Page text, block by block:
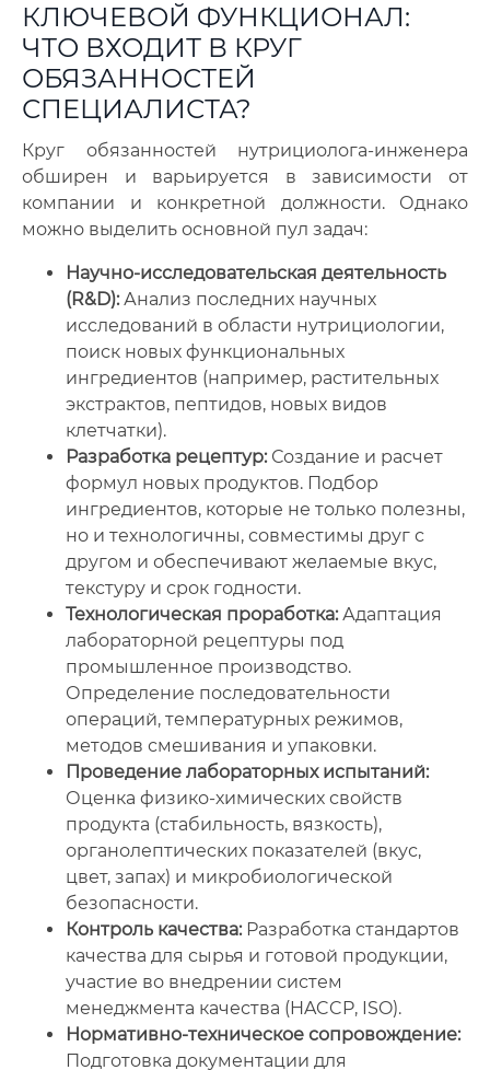
КЛЮЧЕВОЙ ФУНКЦИОНАЛ:
ЧТО ВХОДИТ В КРУГ
ОБЯЗАННОСТЕЙ
СПЕЦИАЛИСТА?
Круг обязанностей нутрициолога-инженера
обширен и варьируется в зависимости от
компании и конкретной должности. Однако
можно выделить основной пул задач:
Научно-исследовательская деятельность
(R&D):Анализ последних научных
исследований в области нутрициологии,
поиск новых функциональных
ингредиентов (например, растительных
экстрактов, пептидов, новых видов
клетчатки).
Разработка рецептур:Создание и расчет
формул новых продуктов. Подбор
ингредиентов, которые не только полезны,
но и технологичны, совместимы друг с
другом и обеспечивают желаемые вкус,
текстуру и срок годности.
Технологическая проработка:Адаптация
лабораторной рецептуры под
промышленное производство.
Определение последовательности
операций, температурных режимов,
методов смешивания и упаковки.
Проведение лабораторных испытаний:
Оценка физико-химических свойств
продукта (стабильность, вязкость),
органолептических показателей (вкус,
цвет, запах) и микробиологической
безопасности.
Контроль качества:Разработка стандартов
качества для сырья и готовой продукции,
участие во внедрении систем
менеджмента качества (HACCP, ISO).
Нормативно-техническое сопровождение:
Подготовка документации для